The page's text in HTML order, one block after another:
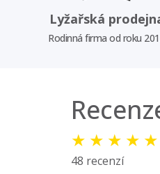
Lyžařská
Rodinná firma od roku
★ ★ ★ ★ ★
48 recenzí